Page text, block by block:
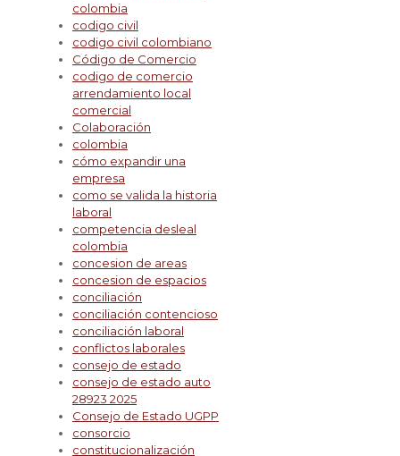
colombia
codigo civil
codigo civil colombiano
Código de Comercio
codigo de comercio
arrendamiento local
comercial
Colaboración
colombia
cómo expandir una
empresa
como se valida la historia
laboral
competencia desleal
colombia
concesion de areas
concesion de espacios
conciliación
conciliación contencioso
conciliación laboral
conflictos laborales
consejo de estado
consejo de estado auto
28923 2025
Consejo de Estado UGPP
consorcio
constitucionalización